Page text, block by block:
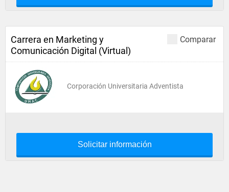
Comparar
Carrera en Marketing y
Comunicación Digital (Virtual)
Corporación Universitaria Adventista
Solicitar información